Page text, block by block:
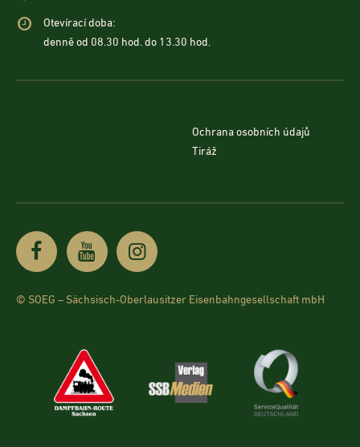
Otevírací doba:
denně od 08.30 hod. do 13.30 hod.
Ochrana osobních údajů
Tiráž
© SOEG – Sächsisch-Oberlausitzer Eisenbahngesellschaft mbH